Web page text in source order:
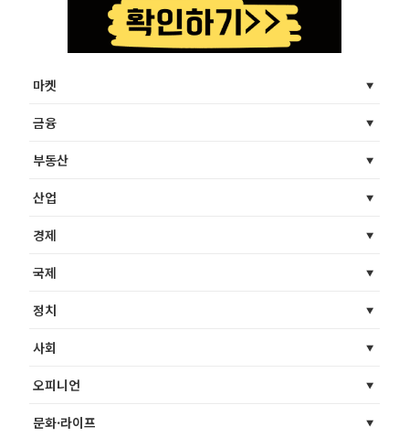
마켓
금융
부동산
산업
경제
국제
정치
사회
오피니언
문화·라이프